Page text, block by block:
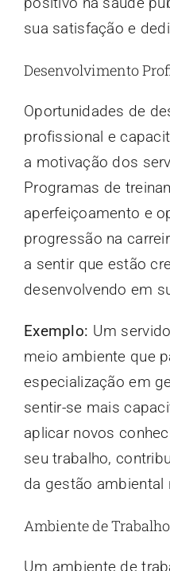
sua satisfação e
Desenvolvimento
Oportunidades de
profissional e
a motivação dos
Programas de
aperfeiçoamento e
progressão na
a sentir que estão
desenvolvendo em
Exemplo: Um
meio ambiente que
especialização em
sentir-se mais
aplicar novos
seu trabalho,
da gestão ambiental
Ambiente de Trabalho
Um ambiente de